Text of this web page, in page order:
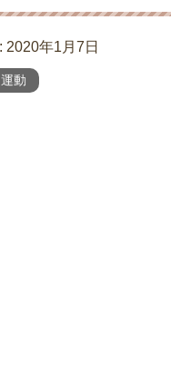
2020年1月7日
運動